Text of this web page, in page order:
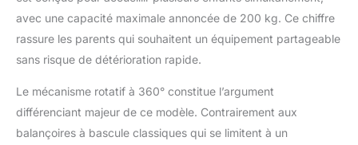
kg par assise pour
garantir une expérience
de jeu extérieure stable,
robuste et fiable.
CONFORT ET
PROTECTION
rembourrés et dossiers
confortables assurent
avec une capacité maximale annoncée de 200 kg. Ce chiffre
rassure les parents qui souhaitent un équipement partageable
sans risque de détérioration rapide.
Le mécanisme rotatif à 360° constitue l’argument
différenciant majeur de ce modèle. Contrairement aux
balançoires à bascule classiques qui se limitent à un